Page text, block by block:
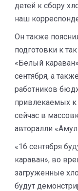
детей к сбору
наш
Он также
подготовки к
«Белый
сентября, а
работников
привлекаемых к
сейчас в
авторалли
«16 сентября
караван», во
загруженные
будут